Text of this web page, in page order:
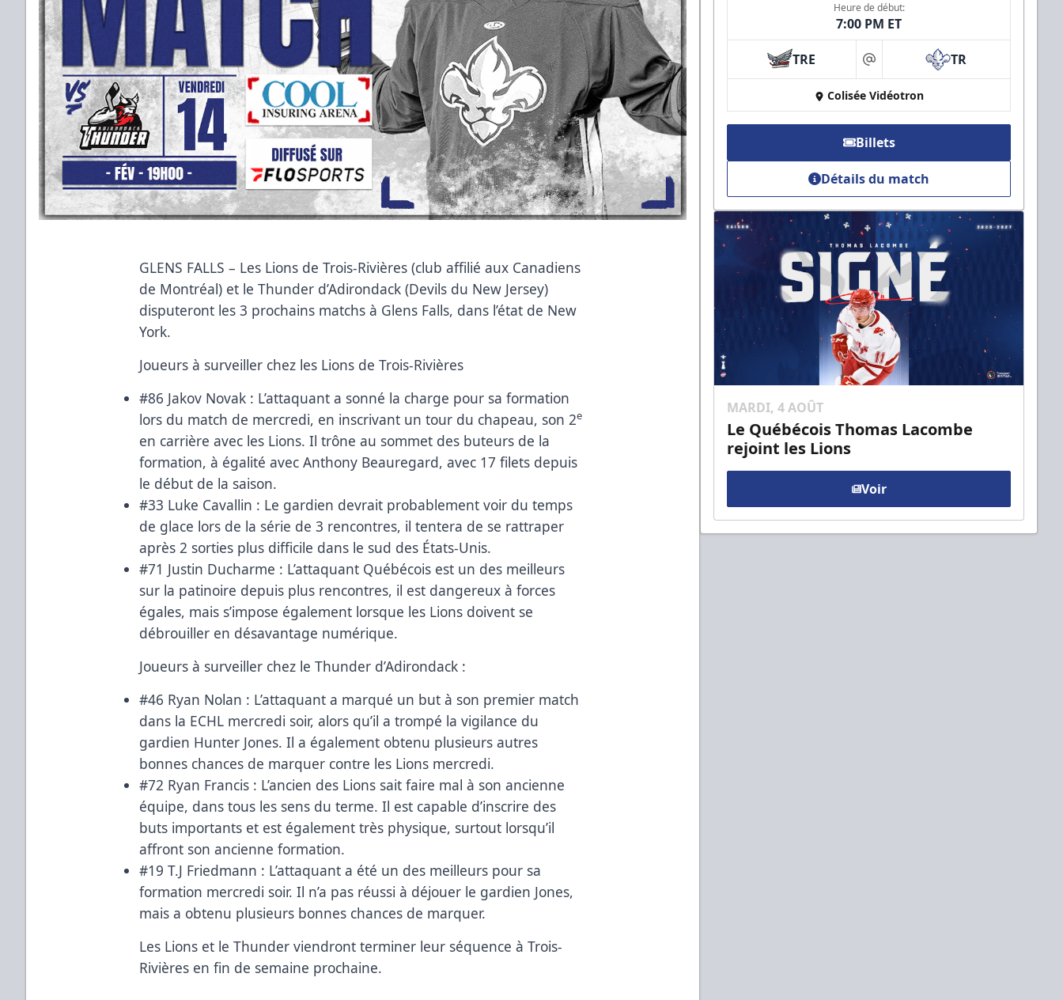
GLENS FALLS – Les Lions de Trois-Rivières (club affilié aux Canadiens
de Montréal) et le Thunder d’Adirondack (Devils du New Jersey)
disputeront les 3 prochains matchs à Glens Falls, dans l’état de New
York.
Joueurs à surveiller chez les Lions de Trois-Rivières
#86 Jakov Novak : L’attaquant a sonné la charge pour sa formation
lors du match de mercredi, en inscrivant un tour du chapeau, son 2e
en carrière avec les Lions. Il trône au sommet des buteurs de la
formation, à égalité avec Anthony Beauregard, avec 17 filets depuis
le début de la saison.
#33 Luke Cavallin : Le gardien devrait probablement voir du temps
de glace lors de la série de 3 rencontres, il tentera de se rattraper
après 2 sorties plus difficile dans le sud des États-Unis.
#71 Justin Ducharme : L’attaquant Québécois est un des meilleurs
sur la patinoire depuis plus rencontres, il est dangereux à forces
égales, mais s’impose également lorsque les Lions doivent se
débrouiller en désavantage numérique.
Joueurs à surveiller chez le Thunder d’Adirondack :
#46 Ryan Nolan : L’attaquant a marqué un but à son premier match
dans la ECHL mercredi soir, alors qu’il a trompé la vigilance du
gardien Hunter Jones. Il a également obtenu plusieurs autres
bonnes chances de marquer contre les Lions mercredi.
#72 Ryan Francis : L’ancien des Lions sait faire mal à son ancienne
équipe, dans tous les sens du terme. Il est capable d’inscrire des
buts importants et est également très physique, surtout lorsqu’il
affront son ancienne formation.
#19 T.J Friedmann : L’attaquant a été un des meilleurs pour sa
formation mercredi soir. Il n’a pas réussi à déjouer le gardien Jones,
mais a obtenu plusieurs bonnes chances de marquer.
Les Lions et le Thunder viendront terminer leur séquence à Trois-
Rivières en fin de semaine prochaine.
Heure de début:
7:00 PM ET
TRE at TR
Colisée Vidéotron
Billets
Détails du match
MARDI, 4 AOÛT
Le Québécois Thomas Lacombe
rejoint les Lions
Voir